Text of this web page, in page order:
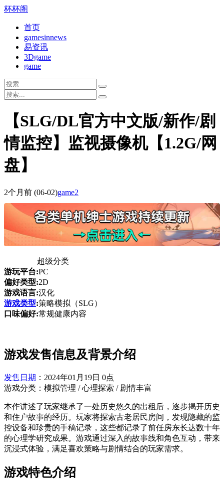
杯杯阁
首页
gamesinnews
易资讯
3Dgame
game
【SLG/DL官方中文版/新作/剧
情监控】监视摄像机【1.2G/网
盘】
2个月前 (06-02)game2
超级分类
游玩平台:PC
偏好类型:2D
游戏语言:汉化
游戏类型:策略模拟（SLG）
口味偏好:常规健康内容
游戏发售信息及背景介绍
发售日期 ：2024年01月19日 0点
游戏分类：模拟管理 / 心理探索 / 剧情丰富
本作讲述了玩家继承了一处历史悠久的出租后，逐步揭开历史
和住户故事的经历。玩家将探索古老居民房间，发现隐藏的监
控设备和珍贵的手稿记录，这些都记录了前任房东长达数十年
的心理学研究成果。游戏通过深入的故事线和角色互动，带来
沉浸式体验，满足喜欢策略与剧情结合的玩家需求。
游戏特色介绍